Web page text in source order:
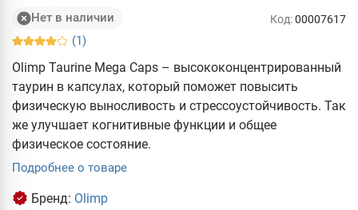
Нет в наличии
(1)
Код:00007617
Olimp Taurine Mega Caps – высококонцентрированный
таурин в капсулах, который поможет повысить
физическую выносливость и стрессоустойчивость. Так
же улучшает когнитивные функции и общее
физическое состояние.
Подробнее о товаре
Бренд: Olimp